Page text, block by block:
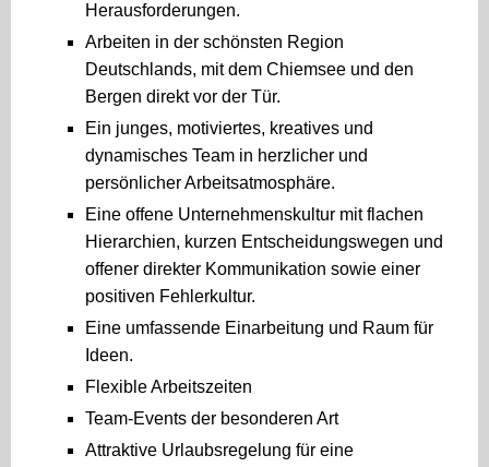
Herausforderungen.
Arbeiten in der schönsten Region
Deutschlands, mit dem Chiemsee und den
Bergen direkt vor der Tür.
Ein junges, motiviertes, kreatives und
dynamisches Team in herzlicher und
persönlicher Arbeitsatmosphäre.
Eine offene Unternehmenskultur mit flachen
Hierarchien, kurzen Entscheidungswegen und
offener direkter Kommunikation sowie einer
positiven Fehlerkultur.
Eine umfassende Einarbeitung und Raum für
Ideen.
Flexible Arbeitszeiten
Team-Events der besonderen Art
Attraktive Urlaubsregelung für eine